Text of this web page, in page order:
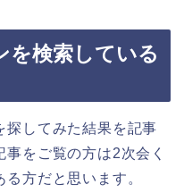
を検索している
探してみた結果を記事
をご覧の方は2次会く
方だと思います。